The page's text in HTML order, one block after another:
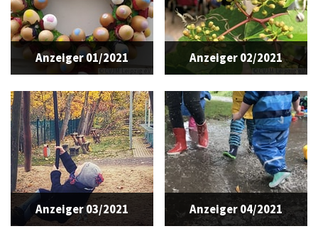
© CVJM Leipzig e.V.
Anzeiger 01/2021
© CVJM Leipzig e.V.
Anzeiger 02/2021
Anzeiger 03/2021 Anzeiger 04/2021